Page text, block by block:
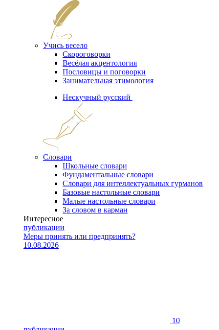
Учись весело
Скороговорки
Весёлая акцентология
Пословицы и поговорки
Занимательная этимология
Нескучный русский
Словари
Школьные словари
Фундаментальные словари
Словари для интеллектуальных гурманов
Базовые настольные словари
Малые настольные словари
За словом в карман
Интересное
публикации
Меры принять или предпринять?
10.08.2026
10